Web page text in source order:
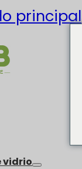
principal
vidrio